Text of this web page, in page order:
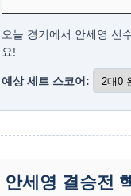
오늘 경기에서 안세영 선
요!
예상 세트 스코어:
안세영 결승전